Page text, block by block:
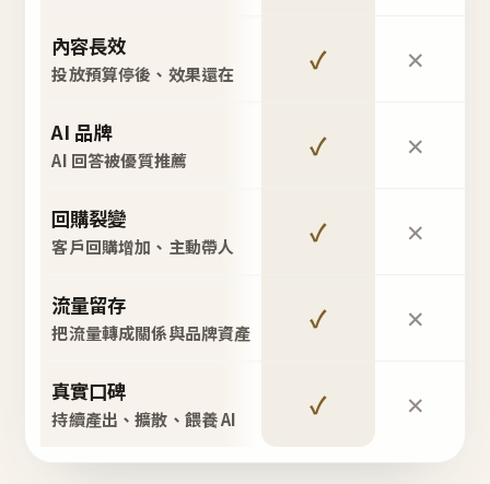
內容長效
投放預算停後、效果還在 ✓ ✕
AI 品牌
AI 回答被優質推薦 ✓ ✕
回購裂變
客戶回購增加、主動帶人 ✓ ✕
流量留存
把流量轉成關係與品牌資產 ✓ ✕
真實口碑
持續產出、擴散、餵養 AI ✓ ✕